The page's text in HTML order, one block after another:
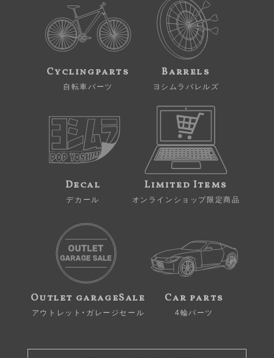
Cyclingparts
自転車パーツ
Barrels
ヨシムラバレルズ
Decal
デカール
Limited Items
オンラインショップ限定商品
Outlet garageSale
アウトレット・ガレージセール
Car parts
4輪パーツ